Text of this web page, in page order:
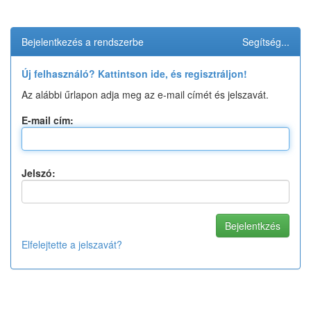
Bejelentkezés a rendszerbe Segítség...
Új felhasználó? Kattintson ide, és regisztráljon!
Az alábbi űrlapon adja meg az e-mail címét és jelszavát.
E-mail cím:
Jelszó:
Elfelejtette a jelszavát?